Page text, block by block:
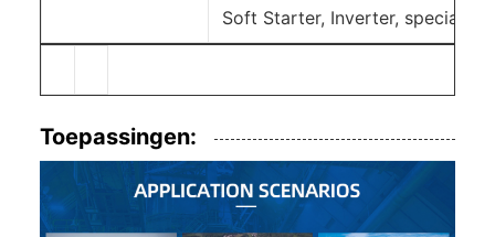
Soft Starter, Inverter, speciale
Toepassingen: